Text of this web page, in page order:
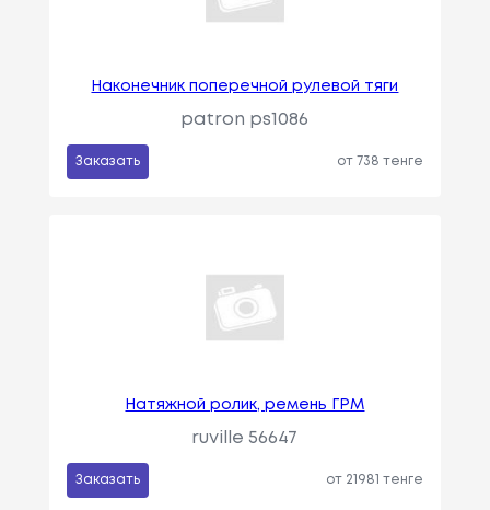
Наконечник поперечной рулевой тяги
patron ps1086
Заказать от 738 тенге
Натяжной ролик, ремень ГРМ
ruville 56647
Заказать от 21981 тенге